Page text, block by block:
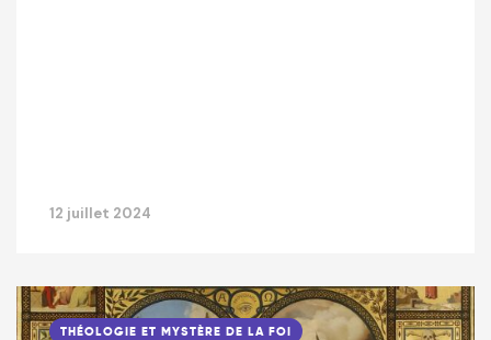
12 juillet 2024
THÉOLOGIE ET MYSTÈRE DE LA FOI